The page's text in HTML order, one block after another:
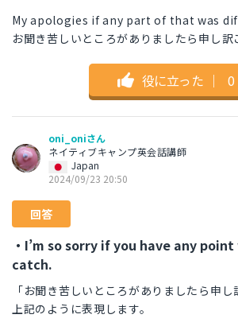
My apologies if any part of that was
お聞き苦しいところがありましたら申し訳
役に立った ｜ 0
oni_oniさん
ネイティブキャンプ英会話講師
Japan
2024/09/23 20:50
回答
・I’m so sorry if you have any
catch.
「お聞き苦しいところがありましたら申
上記のように表現します。